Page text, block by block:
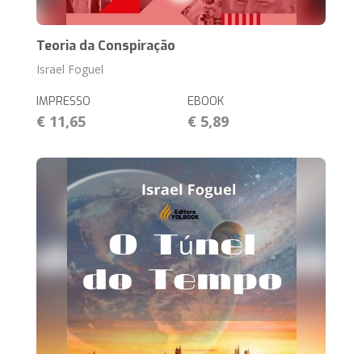
Teoria da Conspiração
Israel Foguel
IMPRESSO
€ 11,65
EBOOK
€ 5,89